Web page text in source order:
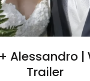
Alessandro |
Trailer